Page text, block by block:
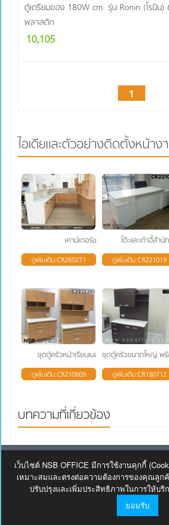
เว็บไซต์ NSB OFFICE มีการใช้งานคุกกี้
เหมาะสมและตรงต่อความต้องการของคุณลูก
ปรับปรุงและเพิ่มประสิทธิภาพในการให้บริ
ยอมรับ
ตู้เตรียมของ 180W cm. รุ่น Ronin (โรนิน)
พลาสติก
10,105
1
ไอเดียและตัวอย่างติดตั้งหน้าง
เคาน์เตอร์ขายกาแฟ
ดูเพิ่มเติม:CR260271
โต๊ะและเก้าอี้สำนั
ดูเพิ่มเติม:CR221019
ชุดตู้ครัวหน้าเรียบเมลามีนสีไม้ธรรมชาติ
ดูเพิ่มเติม:CR210809 ดูเพิ่มเติม:CR180712
บทความที่เกี่ยวข้อง
About
บริษัท เอ็น เอส บี ออฟฟิศ จำกัด 222 หมู่ 4